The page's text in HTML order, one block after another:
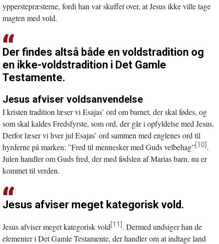
ypperstepræsterne, fordi han var skuffet over, at Jesus ikke ville tage
magten med vold.
Der findes altså både en voldstradition og
en ikke-voldstradition i Det Gamle
Testamente.
Jesus afviser voldsanvendelse
I kristen tradition læser vi Esajas’ ord om barnet, der skal fødes, og
som skal kaldes Fredsfyrste, som ord, der går i opfyldelse med Jesus.
Derfor læser vi hver jul Esajas’ ord sammen med englenes ord til
hyrderne på marken: ”Fred til mennesker med Guds velbehag” [10] .
Julen handler om Guds fred, der med fødslen af Marias barn, nu er
kommet til verden.
Jesus afviser meget kategorisk vold.
Jesus afviser meget kategorisk vold [11] . Dermed undsiger han de
elementer i Det Gamle Testamente, der handler om at indtage land